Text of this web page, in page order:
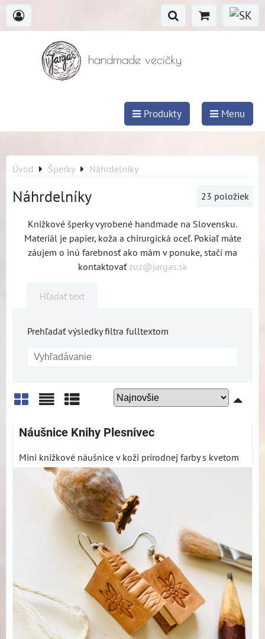
handmade vecičky
Produkty Menu
Úvod Šperky Náhrdelníky
Náhrdelníky 23 položiek
Knižkové šperky vyrobené handmade na Slovensku.
Materiál je papier, koža a chirurgická oceľ. Pokiaľ máte
záujem o inú farebnosť ako mám v ponuke, stačí ma
kontaktovať zuz@jargas.sk
Hľadať text
Prehľadať výsledky filtra fulltextom
Mriežka
Náušnice Knihy Plesnivec
Mini knižkové náušnice v koži prírodnej farby s kvetom